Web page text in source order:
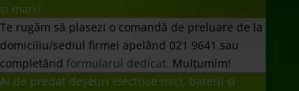
și mari?
Te rugăm să plasezi o comandă de preluare de la
domiciliu/sediul firmei apelând 021 9641 sau
completând formularul dedicat. Mulțumim!
Ai de predat deșeuri electrice mici, baterii și